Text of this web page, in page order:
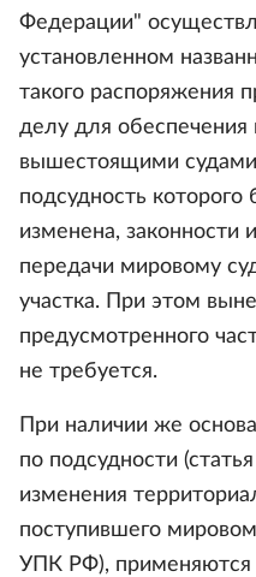
Федерации"
установленном
такого распоряжения
делу для обеспечения
вышестоящими
подсудность которого
изменена, законности
передачи мировому
участка. При этом
предусмотренного
не требуется.
При наличии же
по подсудности
изменения
поступившего
УПК РФ), применяются